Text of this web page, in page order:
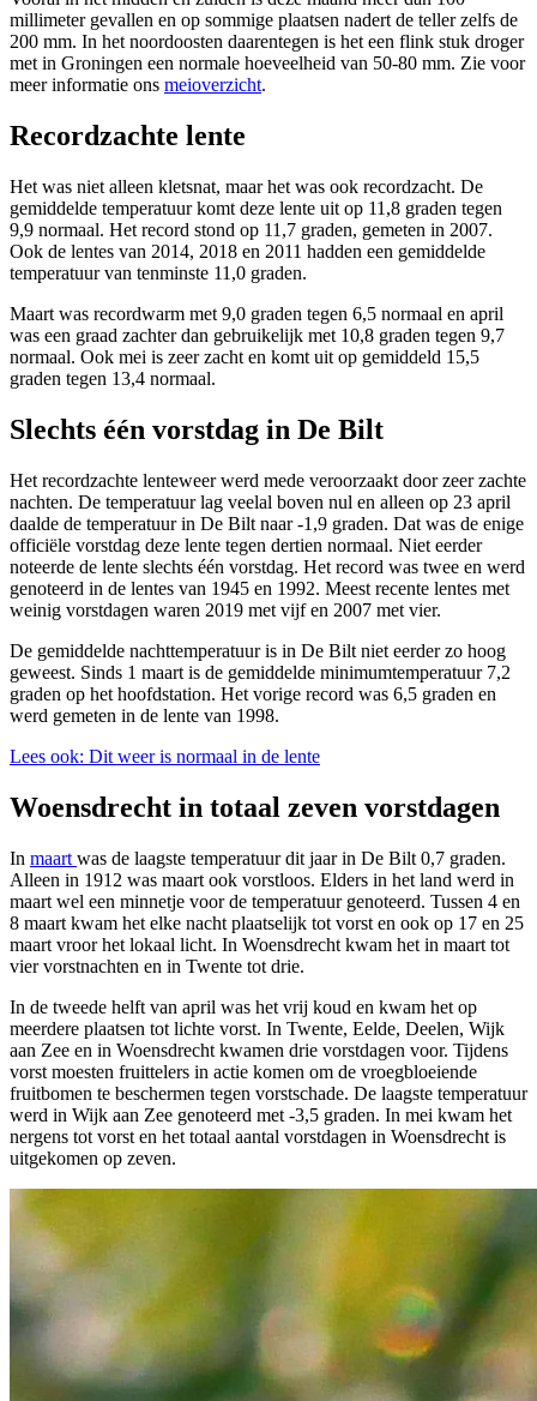
millimeter gevallen en op sommige plaatsen nadert de teller zelfs de
200 mm. In het noordoosten daarentegen is het een flink stuk droger
met in Groningen een normale hoeveelheid van 50-80 mm. Zie voor
meer informatie ons meioverzicht.
Recordzachte lente
Het was niet alleen kletsnat, maar het was ook recordzacht. De
gemiddelde temperatuur komt deze lente uit op 11,8 graden tegen
9,9 normaal. Het record stond op 11,7 graden, gemeten in 2007.
Ook de lentes van 2014, 2018 en 2011 hadden een gemiddelde
temperatuur van tenminste 11,0 graden.
Maart was recordwarm met 9,0 graden tegen 6,5 normaal en april
was een graad zachter dan gebruikelijk met 10,8 graden tegen 9,7
normaal. Ook mei is zeer zacht en komt uit op gemiddeld 15,5
graden tegen 13,4 normaal.
Slechts één vorstdag in De Bilt
Het recordzachte lenteweer werd mede veroorzaakt door zeer zachte
nachten. De temperatuur lag veelal boven nul en alleen op 23 april
daalde de temperatuur in De Bilt naar -1,9 graden. Dat was de enige
officiële vorstdag deze lente tegen dertien normaal. Niet eerder
noteerde de lente slechts één vorstdag. Het record was twee en werd
genoteerd in de lentes van 1945 en 1992. Meest recente lentes met
weinig vorstdagen waren 2019 met vijf en 2007 met vier.
De gemiddelde nachttemperatuur is in De Bilt niet eerder zo hoog
geweest. Sinds 1 maart is de gemiddelde minimumtemperatuur 7,2
graden op het hoofdstation. Het vorige record was 6,5 graden en
werd gemeten in de lente van 1998.
Lees ook: Dit weer is normaal in de lente
Woensdrecht in totaal zeven vorstdagen
In maart was de laagste temperatuur dit jaar in De Bilt 0,7 graden.
Alleen in 1912 was maart ook vorstloos. Elders in het land werd in
maart wel een minnetje voor de temperatuur genoteerd. Tussen 4 en
8 maart kwam het elke nacht plaatselijk tot vorst en ook op 17 en 25
maart vroor het lokaal licht. In Woensdrecht kwam het in maart tot
vier vorstnachten en in Twente tot drie.
In de tweede helft van april was het vrij koud en kwam het op
meerdere plaatsen tot lichte vorst. In Twente, Eelde, Deelen, Wijk
aan Zee en in Woensdrecht kwamen drie vorstdagen voor. Tijdens
vorst moesten fruittelers in actie komen om de vroegbloeiende
fruitbomen te beschermen tegen vorstschade. De laagste temperatuur
werd in Wijk aan Zee genoteerd met -3,5 graden. In mei kwam het
nergens tot vorst en het totaal aantal vorstdagen in Woensdrecht is
uitgekomen op zeven.